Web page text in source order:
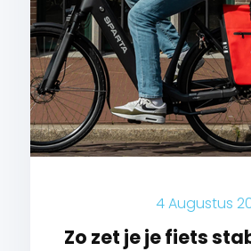
4 Augustus
Zo zet je je fiets